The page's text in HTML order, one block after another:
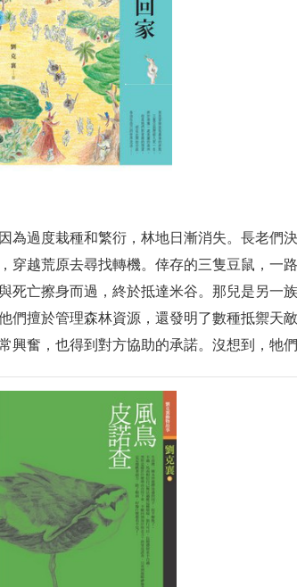
為過度栽種和繁衍，林地日漸消失。長老們決
穿越荒原去尋找轉機。倖存的三隻豆鼠，一路
死亡擦身而過，終於抵達米谷。那兒是另一族
們擅於管理森林資源，還發明了數種抵禦天敵
興奮，也得到對方協助的承諾。沒想到，牠